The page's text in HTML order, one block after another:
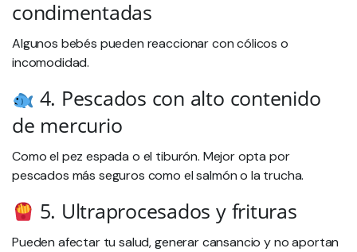
condimentadas
Algunos bebés pueden reaccionar con cólicos o
incomodidad.
4. Pescados con alto contenido
de mercurio
Como el pez espada o el tiburón. Mejor opta por
pescados más seguros como el salmón o la trucha.
5. Ultraprocesados y frituras
Pueden afectar tu salud, generar cansancio y no aportan